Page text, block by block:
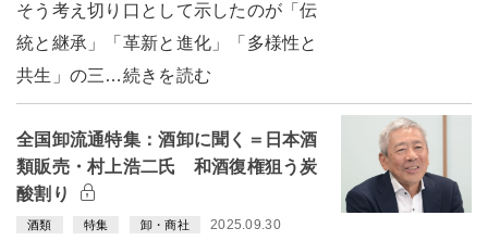
そう考え切り口として示したのが「伝
統と継承」「革新と進化」「多様性と
共生」の三…続きを読む
全国卸流通特集：酒卸に聞く＝日本酒
類販売・村上浩二氏 和酒復権狙う炭
酸割り
酒類 特集 卸・商社 2025.09.30